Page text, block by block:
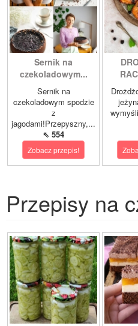
Sernik na
czekoladowym...
Sernik na
czekoladowym spodzie
z
jagodami!Przepyszny,...
⇖ 554
Zobacz przepis!
Przepisy na